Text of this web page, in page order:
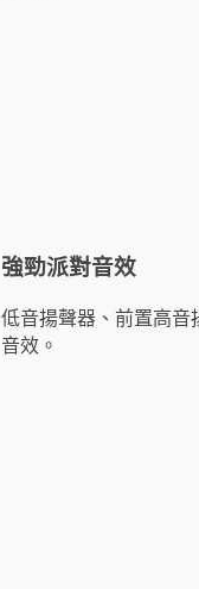
強勁派對音效
低音揚聲器、前置高
音效。